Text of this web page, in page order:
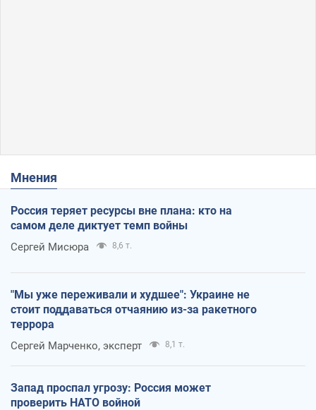
Мнения
Россия теряет ресурсы вне плана: кто на
самом деле диктует темп войны
Сергей Мисюра 8,6 т.
"Мы уже переживали и худшее": Украине не
стоит поддаваться отчаянию из-за ракетного
террора
Сергей Марченко, эксперт 8,1 т.
Запад проспал угрозу: Россия может
проверить НАТО войной